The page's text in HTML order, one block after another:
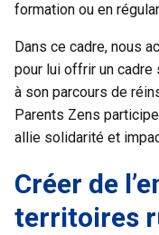
formation ou en
Dans ce cadre, nous
pour lui offrir un
à son parcours de
Parents Zens
allie solidarité et
Créer de
territoires